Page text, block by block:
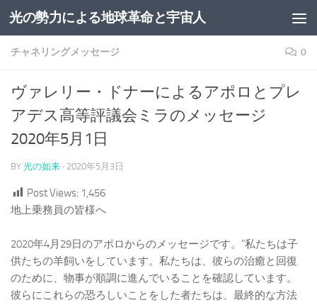
コンテンツへスキップ
光の勢力による地球革命と宇宙人
チャネリングメッセージ 0
ヴァレリー・ドナーによるアポロとプレ
アデス高等評議会ミラのメッセージ
2020年5月1日
BY 光の如来 · 2020年5月3日
Post Views: 1,456
地上乗務員の皆様へ
2020年4月29日のアポロからのメッセージです。”私たちは子
供たちの羊飼いをしています。私たちは、彼らの治癒と回復
のために、物事が順調に進んでいることを確認しています。
彼らにこれらの恐ろしいことをした者たちは、最終的な方法